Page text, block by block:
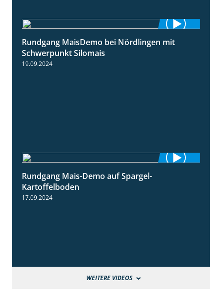
10:51
Rundgang MaisDemo bei Nördlingen mit
Schwerpunkt Silomais
19.09.2024
Rundgang Mais-Demo auf Spargel-
Kartoffelboden
17.09.2024
WEITERE VIDEOS